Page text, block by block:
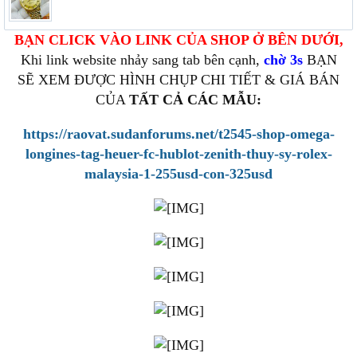
BẠN CLICK VÀO LINK CỦA SHOP Ở BÊN DƯỚI,
Khi link website nhảy sang tab bên cạnh, chờ 3sBẠN
SẼ XEM ĐƯỢC HÌNH CHỤP CHI TIẾT & GIÁ BÁN
CỦA TẤT CẢ CÁC MẪU:
https://raovat.sudanforums.net/t2545-shop-omega-
longines-tag-heuer-fc-hublot-zenith-thuy-sy-rolex-
malaysia-1-255usd-con-325usd